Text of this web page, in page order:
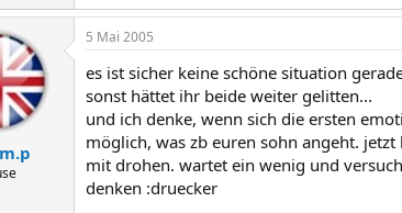
5 Mai 2005
es ist sicher keine schöne situation
sonst hättet ihr beide weiter gelitten...
und ich denke, wenn sich die ersten
möglich, was zb euren sohn angeht.
mit drohen. wartet ein wenig und
denken :druecker